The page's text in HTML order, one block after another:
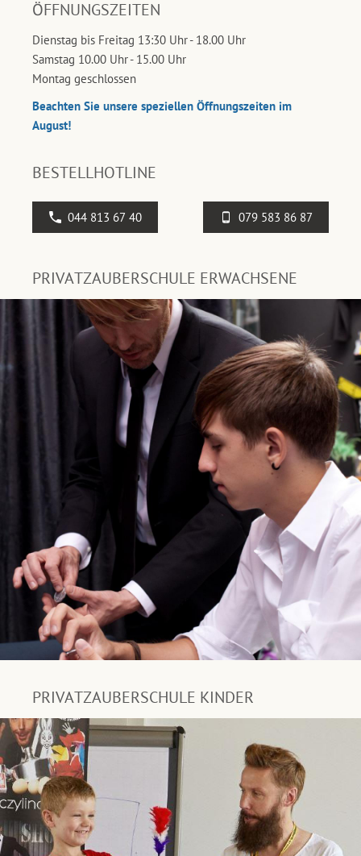
ÖFFNUNGSZEITEN
Dienstag bis Freitag 13:30 Uhr - 18.00 Uhr
Samstag 10.00 Uhr - 15.00 Uhr
Montag geschlossen
Beachten Sie unsere speziellen Öffnungszeiten im
August!
BESTELLHOTLINE
044 813 67 40 079 583 86 87
PRIVATZAUBERSCHULE ERWACHSENE
PRIVATZAUBERSCHULE KINDER